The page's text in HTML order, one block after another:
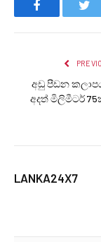
Facebook
අඩු පීඩන
අදත් මිලිමීටර්
LANKA24X7